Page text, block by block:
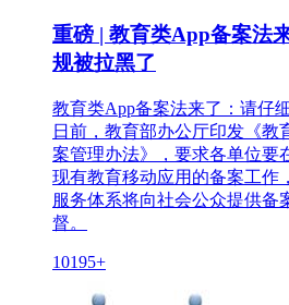
重磅 | 教育类App备案法
规被拉黑了
教育类App备案法来了：请仔
日前，教育部办公厅印发《教
案管理办法》，要求各单位要
现有教育移动应用的备案工作
服务体系将向社会公众提供备
督。
10195+